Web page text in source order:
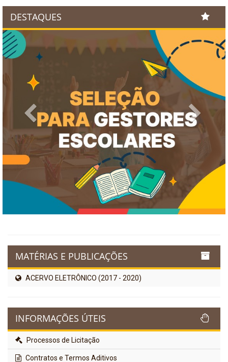
DESTAQUES
Previous Next
MATÉRIAS E PUBLICAÇÕES
ACERVO ELETRÔNICO (2017 - 2020)
INFORMAÇÕES ÚTEIS
Processos de Licitação
Contratos e Termos Aditivos